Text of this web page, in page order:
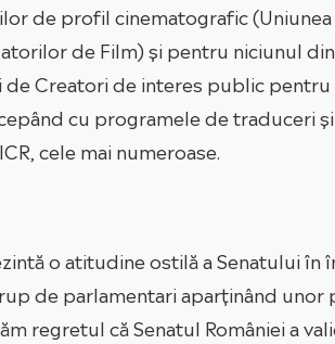
de profil cinematografic
de Film) și pentru niciunul
Creatori de interes public
cu programele de traduceri
cele mai numeroase.
o atitudine ostilă a Senatului
de parlamentari aparținând
regretul că Senatul României a